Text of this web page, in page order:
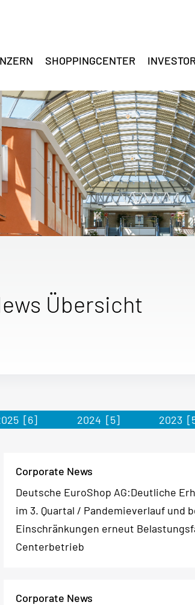
SHOPPINGCENTER
Übersicht
[6] 2024 [5] 2023
Corporate News
Deutsche EuroShop AG:Deutliche
im 3. Quartal / Pandemieverlauf und
Einschränkungen erneut
Centerbetrieb
Corporate News